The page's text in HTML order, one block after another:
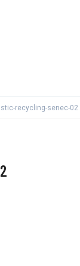
recycling-senec-02